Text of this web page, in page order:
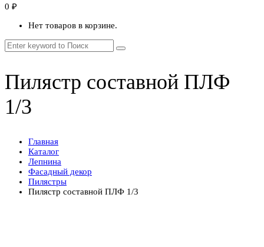
0 ₽
Нет товаров в корзине.
Пилястр составной ПЛФ
1/3
Главная
Каталог
Лепнина
Фасадный декор
Пилястры
Пилястр составной ПЛФ 1/3